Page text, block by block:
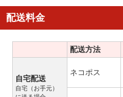
配送料金
配送方法
自宅配送
自宅（お手元）
ネコポス